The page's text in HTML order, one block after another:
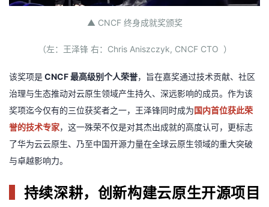
坛
圈
的
我
动
关
注
的
开
发
者
我
的
Programs
我
的
支
▲ CNCF 终身成就奖颁奖
（左：王泽锋 右：Chris Aniszczyk, CNCF CTO ）
该奖项是CNCF 最高级别个人荣誉，旨在嘉奖通过技术贡献、社区
治理与生态推动对云原生领域产生持久、深远影响的成员。作为该
奖项迄今仅有的三位获奖者之一，王泽锋同时成为国内首位获此荣
誉的技术专家，这一殊荣不仅是对其杰出成就的高度认可，更标志
了华为云云原生、乃至中国开源力量在全球云原生领域的重大突破
与卓越影响力。
持续深耕，创新构建云原生开源项目